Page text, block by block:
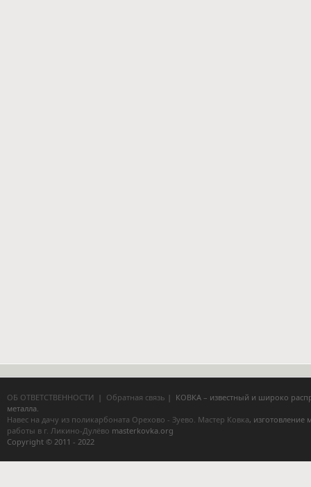
ОБ ОТВЕТСТВЕННОСТИ | Обратная связь | КОВКА – известный и широко
металла.
Навес на дачу из поликарбоната Орехово - Зуево. Мастер Ковка, изготовление
работы в г. Ликино-Дулёво masterkovka.org
Copyright © 2011 - 2022